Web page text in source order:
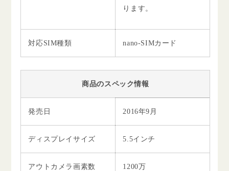
ります。
対応SIM種類 nano-SIMカード
商品のスペック情報
発売日 2016年9月
ディスプレイサイズ 5.5インチ
アウトカメラ画素数 1200万